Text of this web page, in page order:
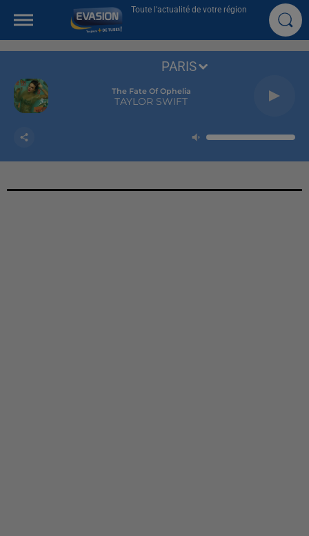
Toute l'actualité de votre région
The Fate Of Ophelia
TAYLOR SWIFT
PARIS